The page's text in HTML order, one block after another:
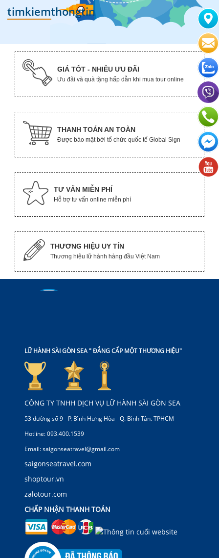
timkiemthongtin
GIÁ TỐT - NHIỀU ƯU ĐÃI
Ưu đãi và quà tặng hấp dẫn khi mua tour online
THANH TOÁN AN TOÀN
Được bảo mật bởi tổ chức quốc tế Global Sign
TƯ VẤN MIỄN PHÍ
Hỗ trợ tư vấn online miễn phí
THƯƠNG HIỆU UY TÍN
Thương hiệu lữ hành hàng đầu Việt Nam
LỮ HÀNH SÀI GÒN SEA " ĐẲNG CẤP MỘT THƯƠNG HIỆU"
CÔNG TY TNHH DỊCH VỤ LỮ HÀNH SÀI GÒN SEA
53 đường số 9 - P. Bình Hưng Hòa - Q. Bình Tân. TPHCM
Hotline: 093.400.1539
Email: saigonseatravel@gmail.com
saigonseatravel.com
shoptour.vn
zalotour.com
CHẤP NHẬN THANH TOÁN